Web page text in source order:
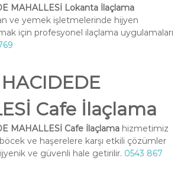
MAHALLESİ Lokanta İlaçlama
ve yemek işletmelerinde hijyen
için profesyonel ilaçlama uygulamaları
Cafe İlaçlama
MAHALLESİ Cafe İlaçlamahizmetimiz
ve haşerelere karşı etkili çözümler
ve güvenli hale getirilir. 0543 867